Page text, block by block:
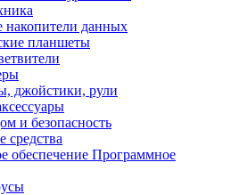
данных
планшеты
джойстики, рули
и безопасность
средства
Программное